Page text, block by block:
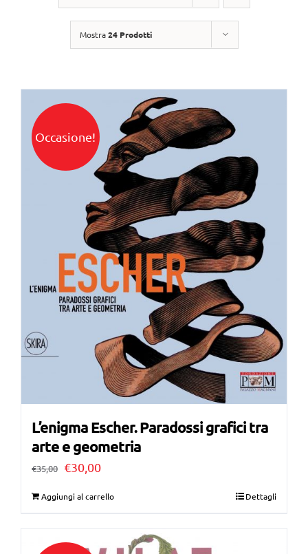
Mostra24 Prodotti
Occasione!
L’enigma Escher. Paradossi grafici tra
arte e geometria
€35,00 Il
€30,00Il
Aggiungi al carrello Dettagli